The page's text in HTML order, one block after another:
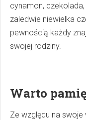
cynamon,
zaledwie niewielka
pewnością każdy
swojej rodziny.
Warto
Ze względu na swoje